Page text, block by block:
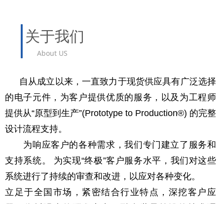
关于我们
About US
自从成立以来，一直致力于现货供应具有广泛选择
的电子元件，为客户提供优质的服务，以及为工程师
提供从“原型到生产”(Prototype to Production®) 的完整
设计流程支持。
为响应客户的各种需求，我们专门建立了服务和
支持系统。 为实现“终极”客户服务水平，我们对这些
系统进行了持续的审查和改进，以应对各种变化。
立足于全国市场，紧密结合行业特点，深挖客户应